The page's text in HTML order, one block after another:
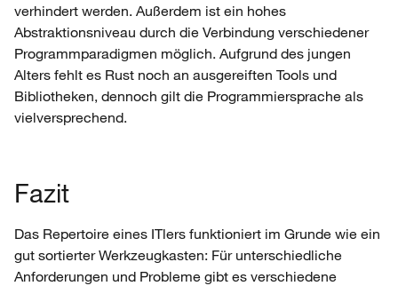
verhindert werden. Außerdem ist ein hohes
Abstraktionsniveau durch die Verbindung verschiedener
Programmparadigmen möglich. Aufgrund des jungen
Alters fehlt es Rust noch an ausgereiften Tools und
Bibliotheken, dennoch gilt die Programmiersprache als
vielversprechend.
Fazit
Das Repertoire eines ITlers funktioniert im Grunde wie ein
gut sortierter Werkzeugkasten: Für unterschiedliche
Anforderungen und Probleme gibt es verschiedene